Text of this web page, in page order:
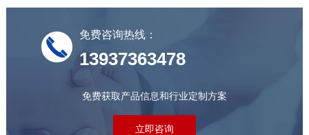
免费咨询热线：
13937363478
免费获取产品信息和行业定制方案
立即咨询